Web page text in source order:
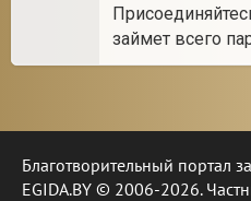
займет всего
Благотворительный портал
EGIDA.BY © 2006-2026.